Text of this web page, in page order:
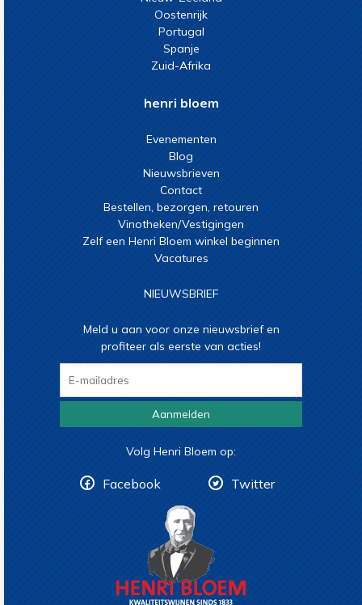
Oostenrijk
Portugal
Spanje
Zuid-Afrika
henri bloem
Evenementen
Blog
Nieuwsbrieven
Contact
Bestellen, bezorgen, retouren
Vinotheken/Vestigingen
Zelf een Henri Bloem winkel beginnen
Vacatures
NIEUWSBRIEF
Meld u aan voor onze nieuwsbrief en
profiteer als eerste van acties!
Aanmelden
Volg Henri Bloem op:
Facebook Twitter